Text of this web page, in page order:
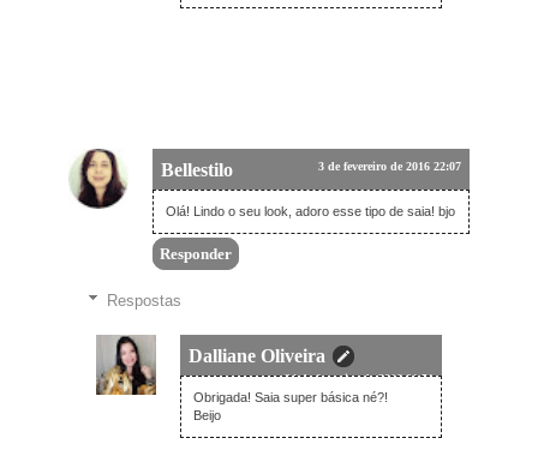
Bellestilo 3 de fevereiro de 2016 22:07
Olá! Lindo o seu look, adoro esse tipo de saia! bjo
Responder
Respostas
Dalliane Oliveira
24 de fevereiro de 2016 01:51
Obrigada! Saia super básica né?!
Beijo